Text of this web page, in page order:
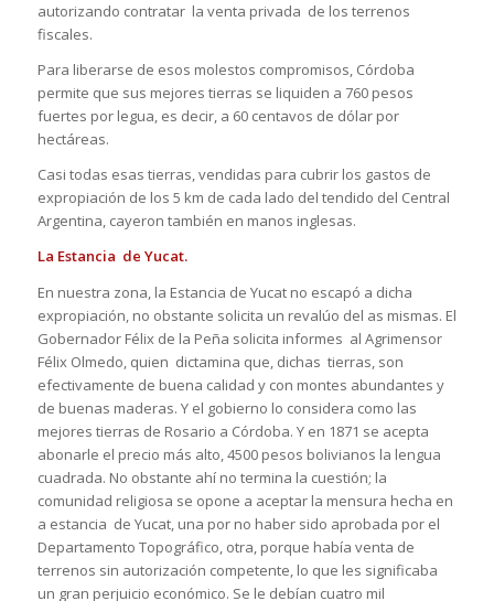
autorizando contratar la venta privada de los terrenos
fiscales.
Para liberarse de esos molestos compromisos, Córdoba
permite que sus mejores tierras se liquiden a 760 pesos
fuertes por legua, es decir, a 60 centavos de dólar por
hectáreas.
Casi todas esas tierras, vendidas para cubrir los gastos de
expropiación de los 5 km de cada lado del tendido del Central
Argentina, cayeron también en manos inglesas.
La Estancia de Yucat.
En nuestra zona, la Estancia de Yucat no escapó a dicha
expropiación, no obstante solicita un revalúo del as mismas. El
Gobernador Félix de la Peña solicita informes al Agrimensor
Félix Olmedo, quien dictamina que, dichas tierras, son
efectivamente de buena calidad y con montes abundantes y
de buenas maderas. Y el gobierno lo considera como las
mejores tierras de Rosario a Córdoba. Y en 1871 se acepta
abonarle el precio más alto, 4500 pesos bolivianos la lengua
cuadrada. No obstante ahí no termina la cuestión; la
comunidad religiosa se opone a aceptar la mensura hecha en
a estancia de Yucat, una por no haber sido aprobada por el
Departamento Topográfico, otra, porque había venta de
terrenos sin autorización competente, lo que les significaba
un gran perjuicio económico. Se le debían cuatro mil